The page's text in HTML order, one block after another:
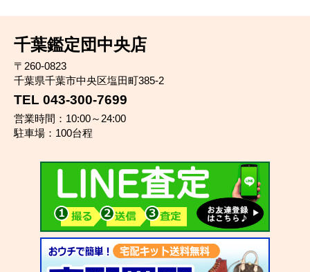
千葉鑑定団中央店
〒260-0823
千葉県千葉市中央区塩田町385-2
TEL 043-300-7699
営業時間：10:00～24:00
駐車場：100台程